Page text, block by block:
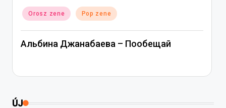
Posted
in
Orosz zene Pop zene
Альбина Джанабаева – Пообещай
ÚJ